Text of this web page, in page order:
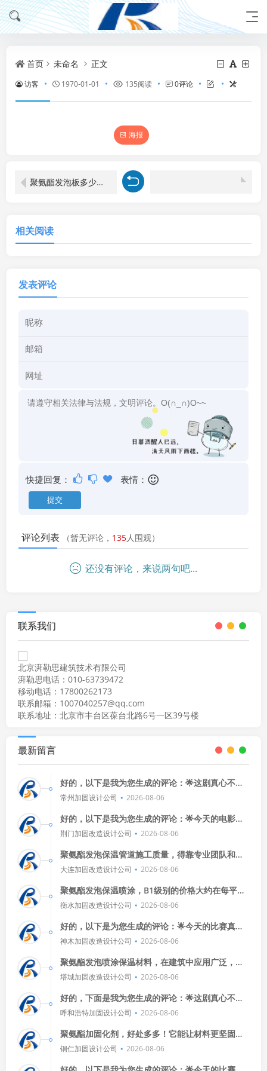
首页 未命名 正文
访客 1970-01-01 135阅读 0评论
海报
聚氨酯发泡板多少钱一平（聚氨酯发泡板价格会受到哪些因素的影响？）
相关阅读
发表评论
快捷回复： 表情：
评论列表 （暂无评论， 135人围观）
还没有评论，来说两句吧...
联系我们
北京湃勒思建筑技术有限公司
湃勒思电话：010-63739472
移动电话：17800262173
联系邮箱：1007040257@qq.com
联系地址：北京市丰台区葆台北路6号一区39号楼
最新留言
好的，以下是我为您生成的评论：🌟这剧真心不
错！演员演技在线，剧情紧凑，看得我停不下来，
常州加固设计公司 2026-08-06
好的，以下是我为您生成的评论：🌟今天的电影真
是太精彩了！🎬从剧情到特效，每一个细节都让人
荆门加固改造设计公司 2026-08-06
聚氨酯发泡保温管道施工质量，得靠专业团队和严
格标准，先选好材料，再按规范操作，还得定期检
大连加固改造设计公司 2026-08-06
聚氨酯发泡保温喷涂，B1级别的价格大约在每平方
米50-100元不等，确保质量的方法包括选择正规厂
衡水加固改造设计公司 2026-08-06
好的，以下是为您生成的评论：🌟今天的比赛真是
精彩绝伦！🎯球迷们的热情高涨，双方球员都拼尽
神木加固改造设计公司 2026-08-06
聚氨酯发泡喷涂保温材料，在建筑中应用广泛，效
果显著，它不仅保温性能优异，而且施工方便，性
塔城加固改造设计公司 2026-08-06
好的，下面是我为您生成的评论：🌟这剧真心不
错！演员们演得投入，剧情也紧凑，看得我停不下
呼和浩特加固设计公司 2026-08-06
聚氨酯加固化剂，好处多多！它能让材料更坚固，
施工更便捷，还能提升性能，使用它，效果显著，
铜仁加固设计公司 2026-08-06